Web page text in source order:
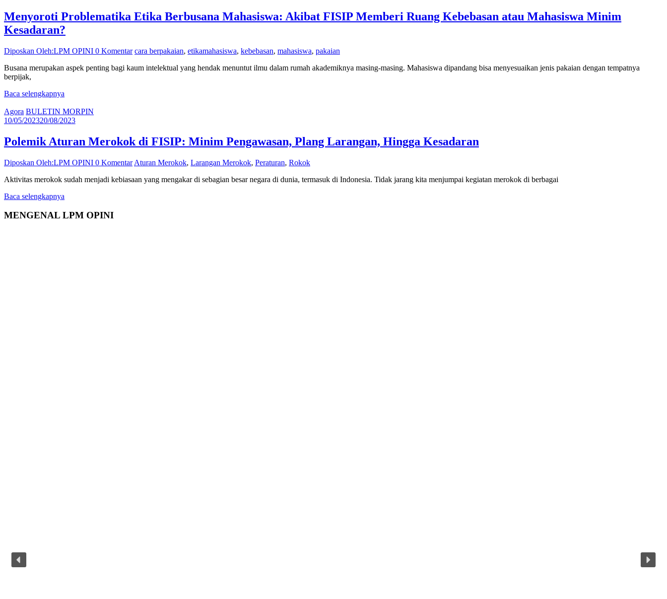
Menyoroti Problematika Etika Berbusana Mahasiswa: Akibat FISIP Memberi Ruang Kebebasan atau Mahasiswa Minim
Kesadaran?
Diposkan Oleh:LPM OPINI 0 Komentar cara berpakaian, etikamahasiswa, kebebasan, mahasiswa, pakaian
Busana merupakan aspek penting bagi kaum intelektual yang hendak menuntut ilmu dalam rumah akademiknya masing-masing. Mahasiswa dipandang bisa menyesuaikan jenis pakaian dengan tempatnya
berpijak,
Baca selengkapnya
Agora BULETIN MORPIN
10/05/202320/08/2023
Polemik Aturan Merokok di FISIP: Minim Pengawasan, Plang Larangan, Hingga Kesadaran
Diposkan Oleh:LPM OPINI 0 Komentar Aturan Merokok, Larangan Merokok, Peraturan, Rokok
Aktivitas merokok sudah menjadi kebiasaan yang mengakar di sebagian besar negara di dunia, termasuk di Indonesia. Tidak jarang kita menjumpai kegiatan merokok di berbagai
Baca selengkapnya
MENGENAL LPM OPINI